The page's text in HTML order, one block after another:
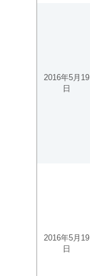
2016年5月19
日
2016年5月19
日